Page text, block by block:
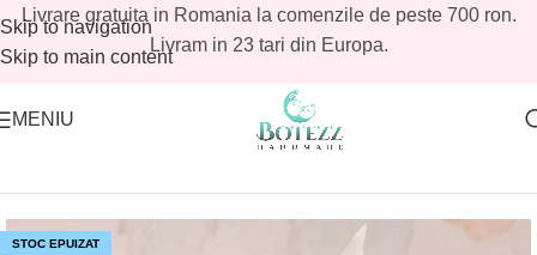
Skip to navigation
Skip to main content
Livrare gratuita in Romania la comenzile de peste 700 ron.
Livram in 23 tari din Europa.
MENIU
Reduceri botez/Reduceri botez fetite
STOC EPUIZAT